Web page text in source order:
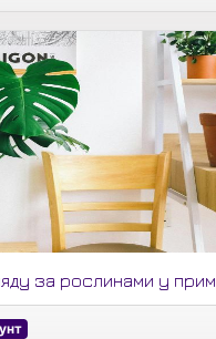
за рослинами у